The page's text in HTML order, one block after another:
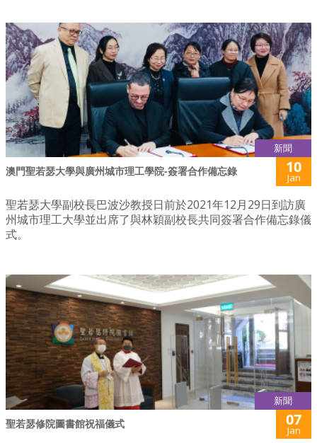
新聞
澳門聖若瑟大學與廣州城市理工學院-簽署合作備忘錄 10
Jan
聖若瑟大學副校長巴波沙教授日前於2021年12月29日到訪廣
州城市理工大學並出席了與林穎副校長共同簽署合作備忘錄儀
式。
新聞
聖若瑟修院圖書館祝福儀式 07
Jan